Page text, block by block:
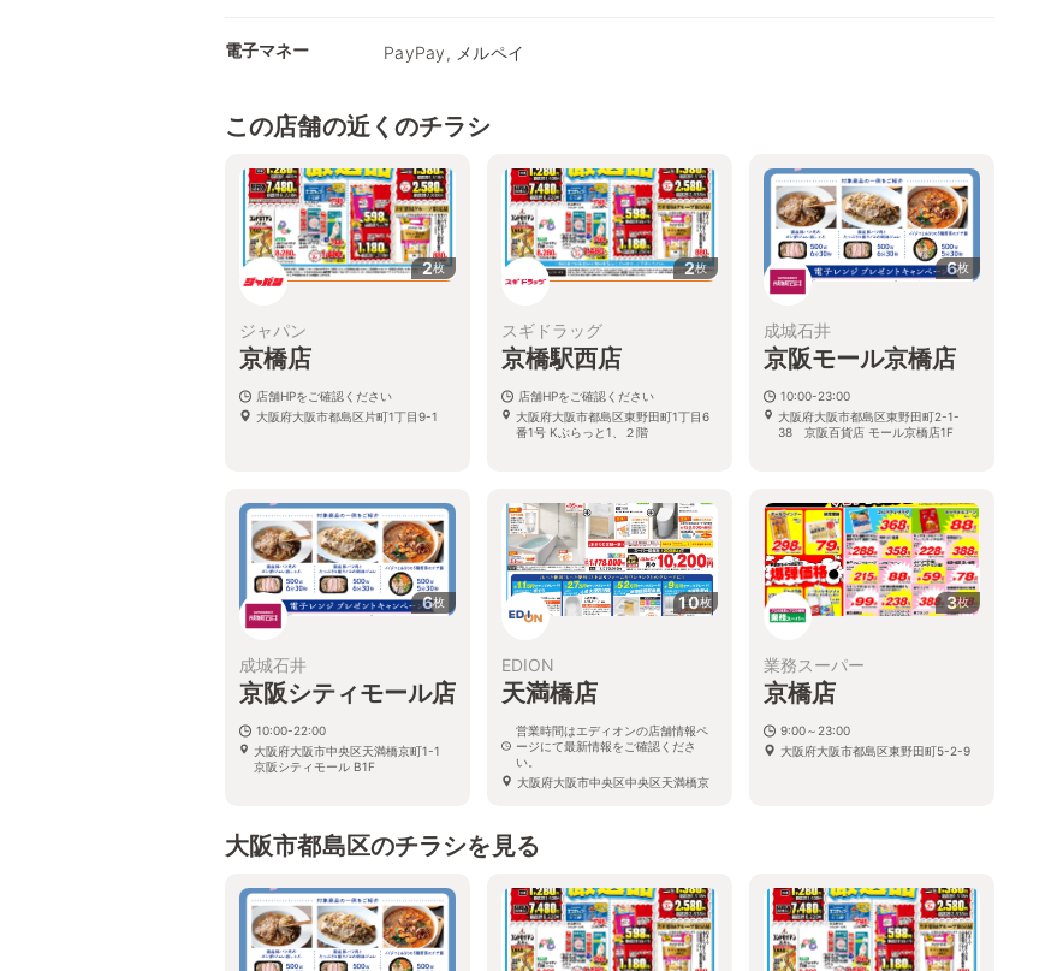
電子マネー PayPay, メルペイ
この店舗の近くのチラシ
2枚
ジャパン
京橋店
店舗HPをご確認ください
大阪府大阪市都島区片町1丁目9-1
2枚
スギドラッグ
京橋駅西店
店舗HPをご確認ください
大阪府大阪市都島区東野田町1丁目6
番1号 Kぶらっと1、２階
6枚
成城石井
京阪モール京橋店
10:00-23:00
大阪府大阪市都島区東野田町2-1-
38 京阪百貨店 モール京橋店1F
6枚
成城石井
京阪シティモール店
10:00-22:00
大阪府大阪市中央区天満橋京町1-1
京阪シティモール B1F
10枚
EDION
天満橋店
営業時間はエディオンの店舗情報ペ
ージにて最新情報をご確認くださ
い。
大阪府大阪市中央区中央区天満橋京
3枚
業務スーパー
京橋店
9:00～23:00
大阪府大阪市都島区東野田町5-2-9
大阪市都島区のチラシを見る